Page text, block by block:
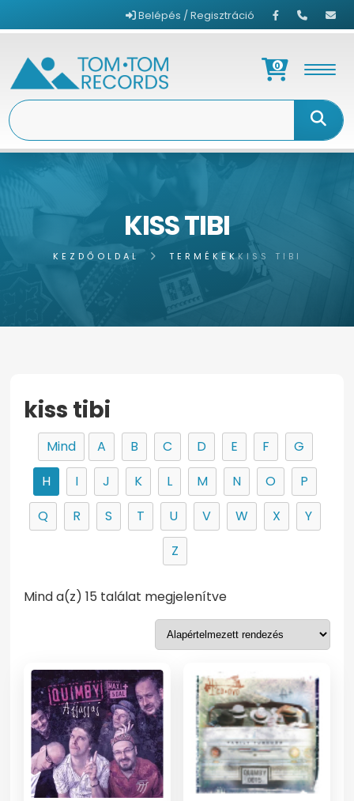
Belépés / Regisztráció
0
KISS TIBI
KEZDŐOLDAL TERMÉKEKKISS TIBI
kiss tibi
Mind A B C D E F
G
H
I J K L M N O
P
Q
R S T U V W X
Y
Z
Mind a(z) 15 találat megjelenítve